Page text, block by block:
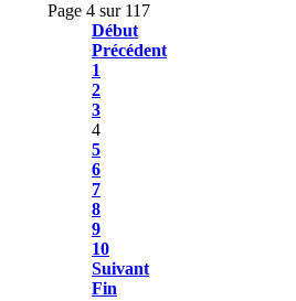
Page 4 sur 117
Début
Précédent
1
2
3
4
5
6
7
8
9
10
Suivant
Fin